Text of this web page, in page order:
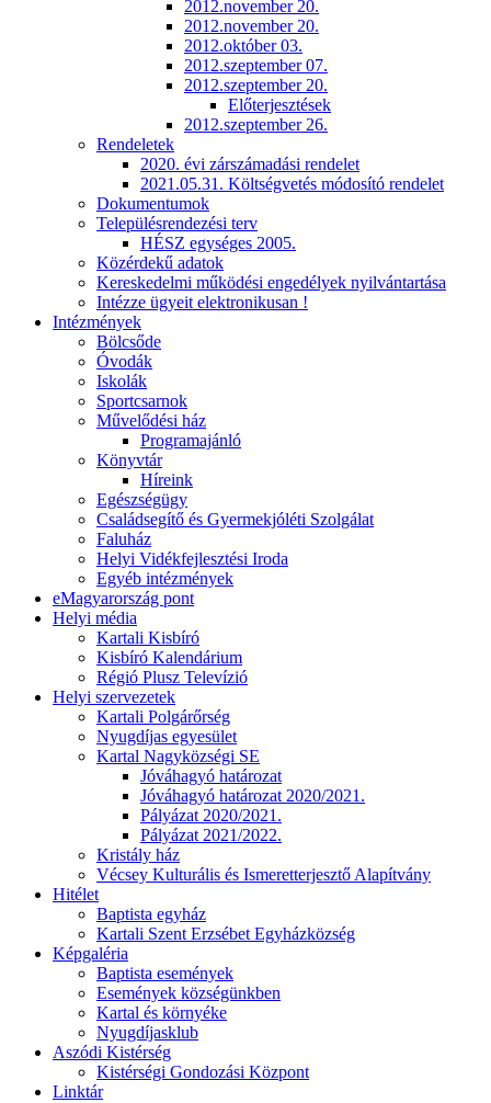
2012.november 20.
2012.november 20.
2012.október 03.
2012.szeptember 07.
2012.szeptember 20.
Előterjesztések
2012.szeptember 26.
Rendeletek
2020. évi zárszámadási rendelet
2021.05.31. Költségvetés módosító rendelet
Dokumentumok
Településrendezési terv
HÉSZ egységes 2005.
Közérdekű adatok
Kereskedelmi működési engedélyek nyilvántartása
Intézze ügyeit elektronikusan !
Intézmények
Bölcsőde
Óvodák
Iskolák
Sportcsarnok
Művelődési ház
Programajánló
Könyvtár
Híreink
Egészségügy
Családsegítő és Gyermekjóléti Szolgálat
Faluház
Helyi Vidékfejlesztési Iroda
Egyéb intézmények
eMagyarország pont
Helyi média
Kartali Kisbíró
Kisbíró Kalendárium
Régió Plusz Televízió
Helyi szervezetek
Kartali Polgárőrség
Nyugdíjas egyesület
Kartal Nagyközségi SE
Jóváhagyó határozat
Jóváhagyó határozat 2020/2021.
Pályázat 2020/2021.
Pályázat 2021/2022.
Kristály ház
Vécsey Kulturális és Ismeretterjesztő Alapítvány
Hitélet
Baptista egyház
Kartali Szent Erzsébet Egyházközség
Képgaléria
Baptista események
Események községünkben
Kartal és környéke
Nyugdíjasklub
Aszódi Kistérség
Kistérségi Gondozási Központ
Linktár